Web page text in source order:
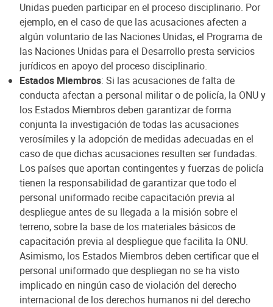
Unidas pueden participar en el proceso disciplinario. Por
ejemplo, en el caso de que las acusaciones afecten a
algún voluntario de las Naciones Unidas, el Programa de
las Naciones Unidas para el Desarrollo presta servicios
jurídicos en apoyo del proceso disciplinario.
Estados Miembros: Si las acusaciones de falta de
conducta afectan a personal militar o de policía, la ONU y
los Estados Miembros deben garantizar de forma
conjunta la investigación de todas las acusaciones
verosímiles y la adopción de medidas adecuadas en el
caso de que dichas acusaciones resulten ser fundadas.
Los países que aportan contingentes y fuerzas de policía
tienen la responsabilidad de garantizar que todo el
personal uniformado recibe capacitación previa al
despliegue antes de su llegada a la misión sobre el
terreno, sobre la base de los materiales básicos de
capacitación previa al despliegue que facilita la ONU.
Asimismo, los Estados Miembros deben certificar que el
personal uniformado que despliegan no se ha visto
implicado en ningún caso de violación del derecho
internacional de los derechos humanos ni del derecho